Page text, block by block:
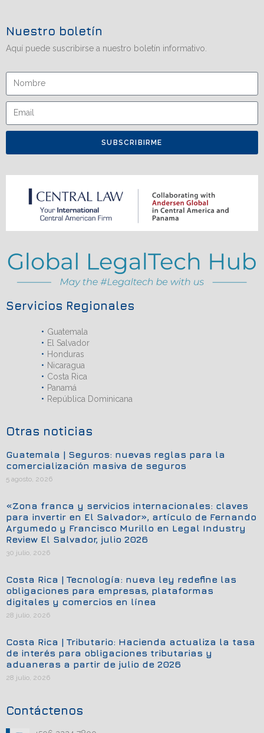
Nuestro boletín
Aquí puede suscribirse a nuestro boletín informativo.
SUBSCRIBIRME
Servicios Regionales
Guatemala
El Salvador
Honduras
Nicaragua
Costa Rica
Panamá
República Dominicana
Otras noticias
Guatemala | Seguros: nuevas reglas para la
comercialización masiva de seguros
5 agosto, 2026
«Zona franca y servicios internacionales: claves
para invertir en El Salvador», artículo de Fernando
Argumedo y Francisco Murillo en Legal Industry
Review El Salvador, julio 2026
30 julio, 2026
Costa Rica | Tecnología: nueva ley redefine las
obligaciones para empresas, plataformas
digitales y comercios en línea
28 julio, 2026
Costa Rica | Tributario: Hacienda actualiza la tasa
de interés para obligaciones tributarias y
aduaneras a partir de julio de 2026
28 julio, 2026
Contáctenos